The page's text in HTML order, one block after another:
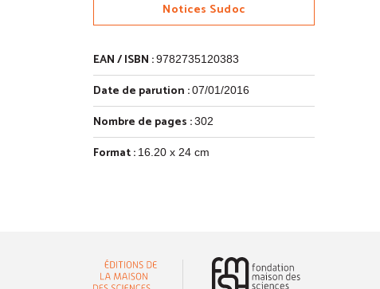
Notices Sudoc
EAN / ISBN :9782735120383
Date de parution :07/01/2016
Nombre de pages :302
Format : 16.20 x 24 cm